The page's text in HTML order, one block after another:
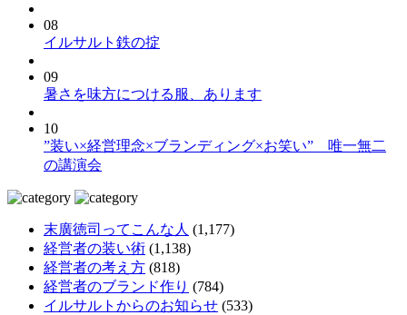
08
イルサルト鉄の掟
09
暑さを味方につける服、あります
10
”装い×経営理念×ブランディング×お笑い” 唯一無二
の講演会
末廣徳司ってこんな人 (1,177)
経営者の装い術 (1,138)
経営者の考え方 (818)
経営者のブランド作り (784)
イルサルトからのお知らせ (533)